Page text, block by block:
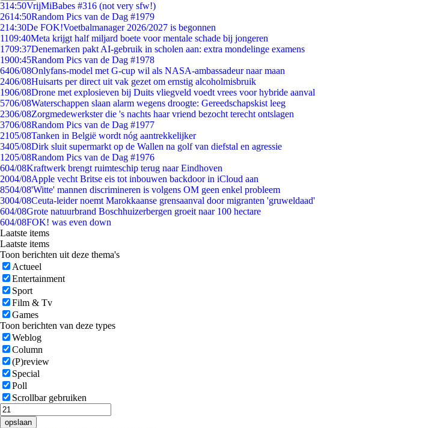
314:50VrijMiBabes #316 (not very sfw!)
2614:50Random Pics van de Dag #1979
214:30De FOK!Voetbalmanager 2026/2027 is begonnen
1109:40Meta krijgt half miljard boete voor mentale schade bij jongeren
1709:37Denemarken pakt AI-gebruik in scholen aan: extra mondelinge examens
1900:45Random Pics van de Dag #1978
6406/08Onlyfans-model met G-cup wil als NASA-ambassadeur naar maan
2406/08Huisarts per direct uit vak gezet om ernstig alcoholmisbruik
1906/08Drone met explosieven bij Duits vliegveld voedt vrees voor hybride aanval
5706/08Waterschappen slaan alarm wegens droogte: Gereedschapskist leeg
2306/08Zorgmedewerkster die 's nachts haar vriend bezocht terecht ontslagen
3706/08Random Pics van de Dag #1977
2105/08Tanken in België wordt nóg aantrekkelijker
3405/08Dirk sluit supermarkt op de Wallen na golf van diefstal en agressie
1205/08Random Pics van de Dag #1976
604/08Kraftwerk brengt ruimteschip terug naar Eindhoven
2004/08Apple vecht Britse eis tot inbouwen backdoor in iCloud aan
8504/08'Witte' mannen discrimineren is volgens OM geen enkel probleem
3004/08Ceuta-leider noemt Marokkaanse grensaanval door migranten 'gruweldaad'
604/08Grote natuurbrand Boschhuizerbergen groeit naar 100 hectare
604/08FOK! was even down
Laatste items
Laatste items
Toon berichten uit deze thema's
Actueel
Entertainment
Sport
Film & Tv
Games
Toon berichten van deze types
Weblog
Column
(P)review
Special
Poll
Scrollbar gebruiken
opslaan